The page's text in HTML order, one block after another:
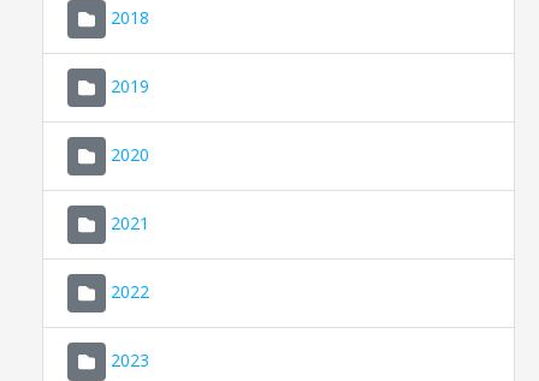
2018
2019
2020
2021
2022
2023